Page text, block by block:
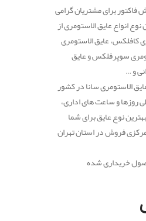
نوع انواع عایق الاستومری از
کافلکس، عایق الاستومری
سوپرفلکس و عایق
و …
روزها و ساعت های اداری،
نوع عایق برای شما
مرکزی فروش در استان تهران